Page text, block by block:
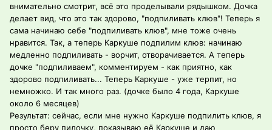
внимательно смотрит, всё это проделывали рядышком. Дочка
делает вид, что это так здорово, "подпиливать клюв"! Теперь я
сама начинаю себе "подпиливать клюв", мне тоже очень
нравится. Так, а теперь Каркуше подпилим клюв: начинаю
медленно подпиливать - ворчит, отворачивается. А теперь
дочке "подпиливаем", комментируем - как приятно, как
здорово подпиливать... Теперь Каркуше - уже терпит, но
немножко. И так много раз. (дочке было 4 года, Каркуше
около 6 месяцев)
Результат: сейчас, если мне нужно Каркуше подпилить клюв, я
просто беру пилочку, показываю её Каркуше и даю